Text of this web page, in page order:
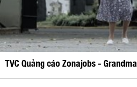
TVC Quảng cáo Zonajobs - Grandma